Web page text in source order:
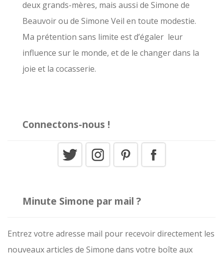
h
e
r
:
deux grands-mères, mais aussi de Simone de
Beauvoir ou de Simone Veil en toute modestie.
Ma prétention sans limite est d’égaler leur
influence sur le monde, et de le changer dans la
joie et la cocasserie.
Connectons-nous !
Minute Simone par mail ?
Entrez votre adresse mail pour recevoir directement les
nouveaux articles de Simone dans votre boîte aux